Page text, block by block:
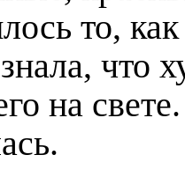
то,
что
на